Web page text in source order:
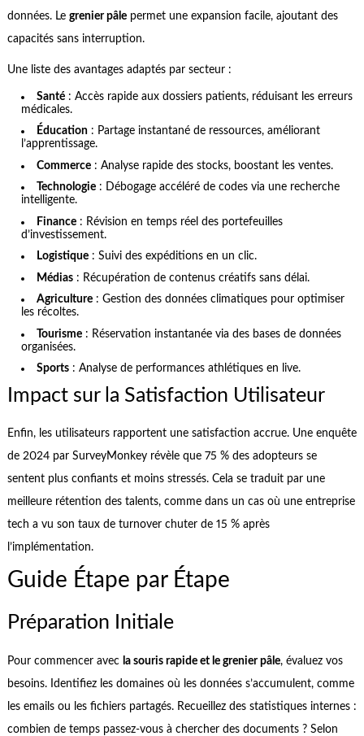
données. Le grenier pâlepermet une expansion facile, ajoutant des
capacités sans interruption.
Une liste des avantages adaptés par secteur :
Santé : Accès rapide aux dossiers patients, réduisant les erreurs
médicales.
Éducation : Partage instantané de ressources, améliorant
l’apprentissage.
Commerce : Analyse rapide des stocks, boostant les ventes.
Technologie : Débogage accéléré de codes via une recherche
intelligente.
Finance : Révision en temps réel des portefeuilles
d’investissement.
Logistique : Suivi des expéditions en un clic.
Médias : Récupération de contenus créatifs sans délai.
Agriculture : Gestion des données climatiques pour optimiser
les récoltes.
Tourisme : Réservation instantanée via des bases de données
organisées.
Sports : Analyse de performances athlétiques en live.
Impact sur la Satisfaction Utilisateur
Enfin, les utilisateurs rapportent une satisfaction accrue. Une enquête
de 2024 par SurveyMonkey révèle que 75 % des adopteurs se
sentent plus confiants et moins stressés. Cela se traduit par une
meilleure rétention des talents, comme dans un cas où une entreprise
tech a vu son taux de turnover chuter de 15 % après
l’implémentation.
Guide Étape par Étape
Préparation Initiale
Pour commencer avec la souris rapide et le grenier pâle, évaluez vos
besoins. Identifiez les domaines où les données s’accumulent, comme
les emails ou les fichiers partagés. Recueillez des statistiques internes :
combien de temps passez-vous à chercher des documents ? Selon